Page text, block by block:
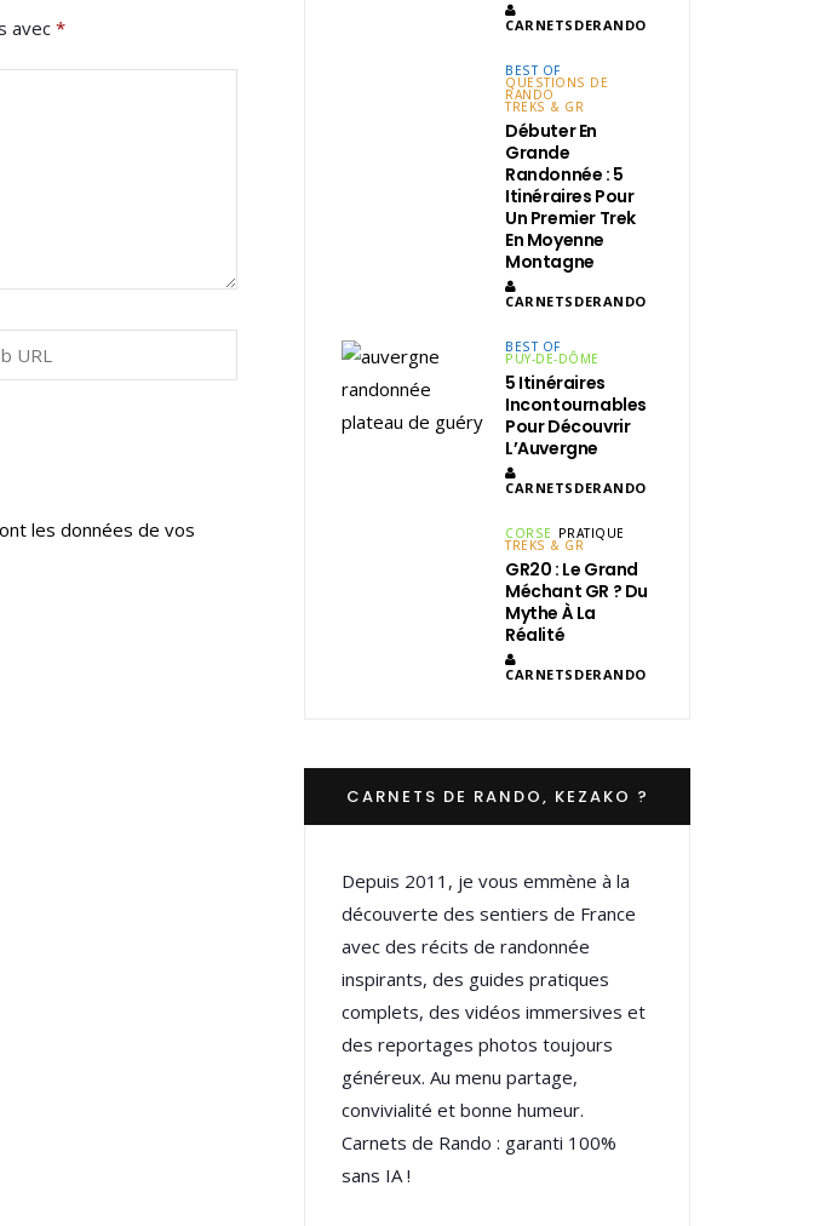
avec *
les données de vos
CARNETSDERANDO
BEST OF
QUESTIONS DE
RANDO
TREKS & GR
Débuter En
Grande
Randonnée : 5
Itinéraires Pour
Un Premier Trek
En Moyenne
Montagne
CARNETSDERANDO
BEST OF
PUY-DE-DÔME
5 Itinéraires
Incontournables
Pour Découvrir
L’Auvergne
CARNETSDERANDO
CORSE PRATIQUE
TREKS & GR
GR20 : Le Grand
Méchant GR ? Du
Mythe À La
Réalité
CARNETSDERANDO
CARNETS DE RANDO, KEZAKO ?
Depuis 2011, je vous emmène à la
découverte des sentiers de France
avec des récits de randonnée
inspirants, des guides pratiques
complets, des vidéos immersives et
des reportages photos toujours
généreux. Au menu partage,
convivialité et bonne humeur.
Carnets de Rando : garanti 100%
sans IA !